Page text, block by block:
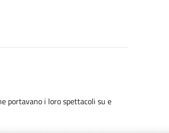
portavano i loro spettacoli su e